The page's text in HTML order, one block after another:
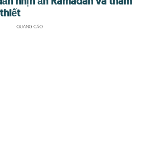
QUẢNG CÁO